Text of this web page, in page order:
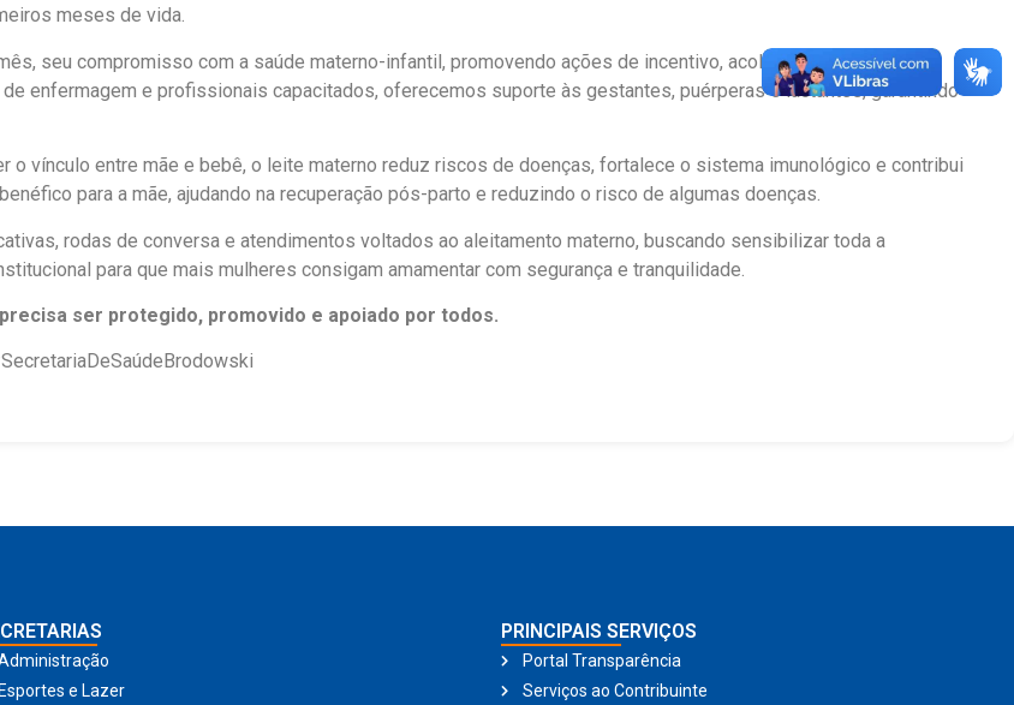
meses de vida.
seu compromisso com a saúde materno-infantil, promovendo ações de incentivo, acolhimento e orientação
enfermagem e profissionais capacitados, oferecemos suporte às gestantes, puérperas e lactantes, garantindo
o vínculo entre mãe e bebê, o leite materno reduz riscos de doenças, fortalece o sistema imunológico e contribui
para a mãe, ajudando na recuperação pós-parto e reduzindo o risco de algumas doenças.
rodas de conversa e atendimentos voltados ao aleitamento materno, buscando sensibilizar toda a
para que mais mulheres consigam amamentar com segurança e tranquilidade.
ser protegido, promovido e apoiado por todos.
Esportes e Lazer
PRINCIPAIS SERVIÇOS
Portal Transparência
Serviços ao Contribuinte